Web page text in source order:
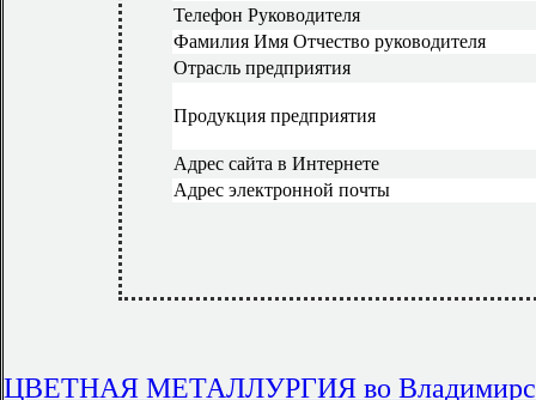
Телефон Руководителя
Фамилия Имя Отчество руководителя
Отрасль предприятия
Продукция предприятия
Адрес сайта в Интернете
Адрес электронной почты
ЦВЕТНАЯ МЕТАЛЛУРГИЯ во